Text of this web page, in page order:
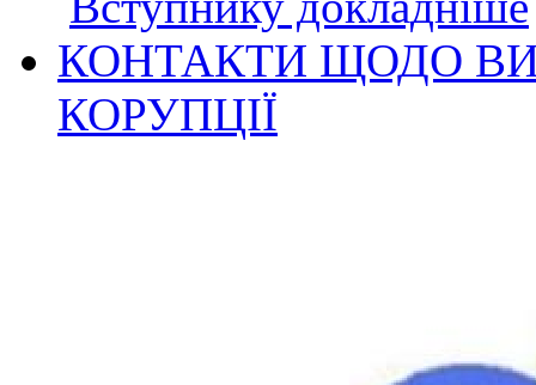
КОНТАКТИ ЩОДО
КОРУПЦІЇ